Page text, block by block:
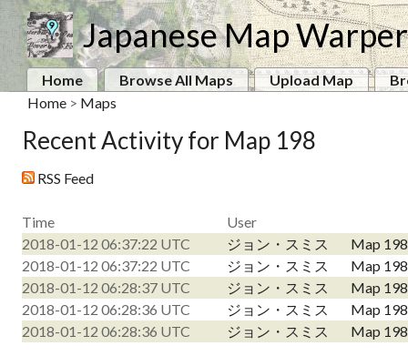
Japanese Map Warper
Home Browse All Maps Upload Map
Home > Maps
Recent Activity for Map 198
RSS Feed
Time
User
2018-01-12 06:37:22 UTC
ジョン・スミス
Map 198
2018-01-12 06:37:22 UTC
ジョン・スミス
Map 198
2018-01-12 06:28:37 UTC
ジョン・スミス
Map 198
2018-01-12 06:28:36 UTC
ジョン・スミス
Map 198
2018-01-12 06:28:36 UTC
ジョン・スミス Map 198